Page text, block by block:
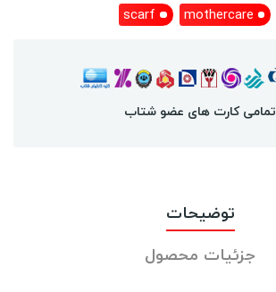
mothercare
scarf
تمامی کارت های عضو شتاب
توضیحات
جزئیات محصول